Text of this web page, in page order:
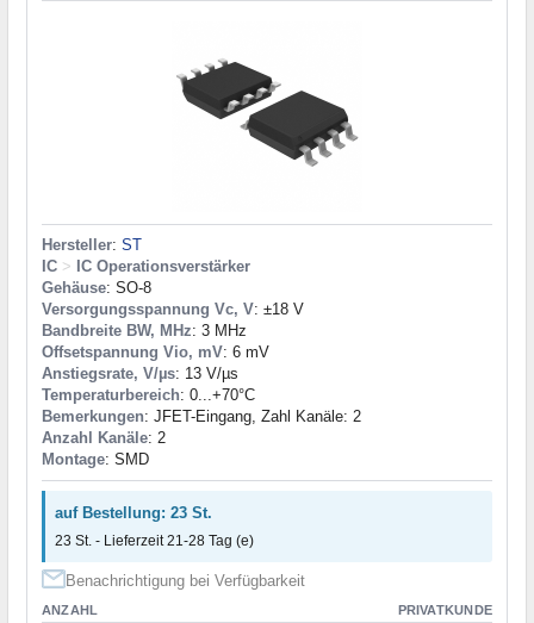
Hersteller: ST
IC > IC Operationsverstärker
Gehäuse: SO-8
Versorgungsspannung Vc, V: ±18 V
Bandbreite BW, MHz: 3 MHz
Offsetspannung Vio, mV: 6 mV
Anstiegsrate, V/µs: 13 V/µs
Temperaturbereich: 0...+70°C
Bemerkungen: JFET-Eingang, Zahl Kanäle: 2
Anzahl Kanäle: 2
Montage: SMD
auf Bestellung: 23 St.
23 St. - Lieferzeit 21-28 Tag (e)
Benachrichtigung bei Verfügbarkeit
ANZAHL PRIVATKUNDE